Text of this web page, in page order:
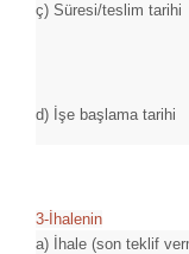
ç) Süresi/teslim tarihi
d) İşe başlama tarihi
3-İhalenin
a) İhale (son teklif